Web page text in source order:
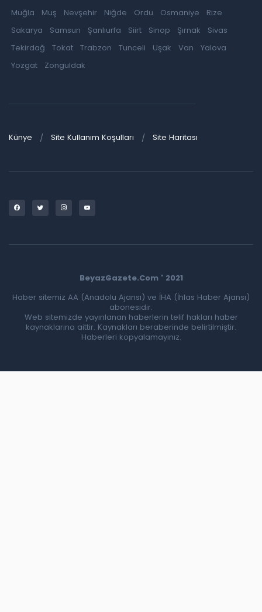
Muğla
Muş Nevşehir Niğde Ordu Osmaniye
Rize
Sakarya
Samsun Şanlıurfa Siirt Sinop Şırnak
Sivas
Tekirdağ
Tokat Trabzon Tunceli Uşak Van
Yalova
Yozgat
Zonguldak
Künye Site Kullanım Koşulları Site Haritası
BeyazGazete.Com ' 2021
Haber sitemiz AA (Anadolu Ajansı) ve İHA (İhlas Haber Ajansı)
abonesidir.
Web sitemizde yayınlanan haberlerin telif hakları haber
kaynaklarına aittir. Kaynakları beraberinde belirtilmiştir.
Haberleri kopyalamayınız.